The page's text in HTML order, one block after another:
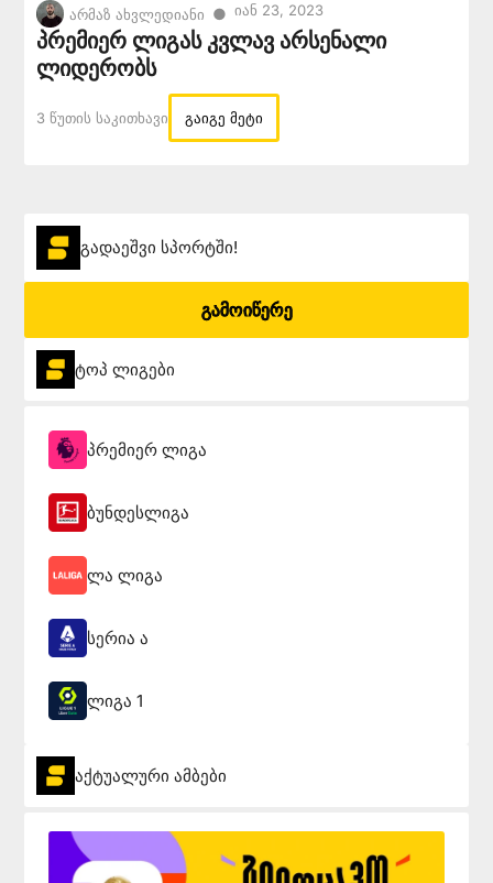
არმაზ ახვლედიანი ● Იან 23, 2023
პრემიერ ლიგას კვლავ არსენალი
ლიდერობს
3 Წუთის Საკითხავი გაიგე მეტი
გადაეშვი სპორტში!
გამოიწერე
ტოპ ლიგები
პრემიერ ლიგა
ბუნდესლიგა
ლა ლიგა
სერია ა
ლიგა 1
აქტუალური ამბები